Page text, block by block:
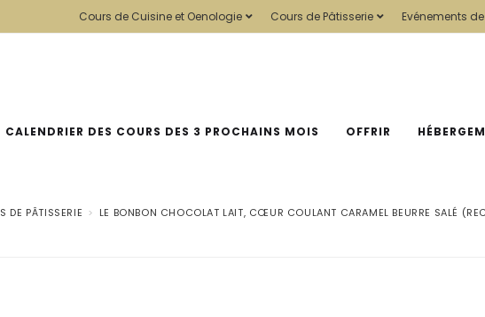
Cours de Cuisine et Oenologie Cours de Pâtisserie Evénements
CALENDRIER DES COURS DES 3 PROCHAINS MOIS OFFRIR
DE PÂTISSERIE > LE BONBON CHOCOLAT LAIT, CŒUR COULANT CARAMEL BEURRE SALÉ